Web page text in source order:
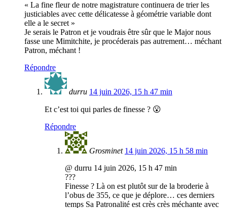
« La fine fleur de notre magistrature continuera de trier les
justiciables avec cette délicatesse à géométrie variable dont
elle a le secret »
Je serais le Patron et je voudrais être sûr que le Major nous
fasse une Mimitchite, je procéderais pas autrement… méchant
Patron, méchant !
Répondre
durru 14 juin 2026, 15 h 47 min
Et c’est toi qui parles de finesse ? 😮
Répondre
Grosminet 14 juin 2026, 15 h 58 min
@ durru 14 juin 2026, 15 h 47 min
???
Finesse ? Là on est plutôt sur de la broderie à
l’obus de 355, ce que je déplore… ces derniers
temps Sa Patronalité est crès crès méchante avec